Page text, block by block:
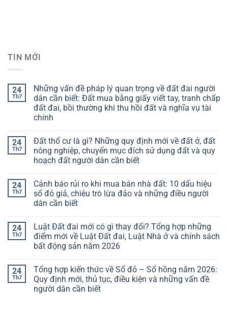
TIN MỚI
24
Th7
Những vấn đề pháp lý quan trọng về đất đai người
dân cần biết: Đất mua bằng giấy viết tay, tranh chấp
đất đai, bồi thường khi thu hồi đất và nghĩa vụ tài
chính
24
Th7
Đất thổ cư là gì? Những quy định mới về đất ở, đất
nông nghiệp, chuyển mục đích sử dụng đất và quy
hoạch đất người dân cần biết
24
Th7
Cảnh báo rủi ro khi mua bán nhà đất: 10 dấu hiệu
sổ đỏ giả, chiêu trò lừa đảo và những điều người
dân cần biết
24
Th7
Luật Đất đai mới có gì thay đổi? Tổng hợp những
điểm mới về Luật Đất đai, Luật Nhà ở và chính sách
bất động sản năm 2026
24
Th7
Tổng hợp kiến thức về Sổ đỏ – Sổ hồng năm 2026:
Quy định mới, thủ tục, điều kiện và những vấn đề
người dân cần biết